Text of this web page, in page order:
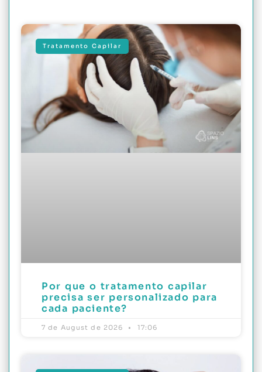
Tratamento Capilar
Por que o tratamento capilar
precisa ser personalizado para
cada paciente?
7 de August de 2026 17:06